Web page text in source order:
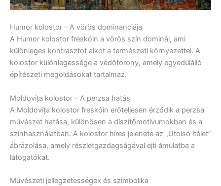
Humor kolostor – A vörös dominanciája
A Humor kolostor freskóin a vörös szín dominál, ami
különleges kontrasztot alkot a természeti környezettel. A
kolostor különlegessége a védőtorony, amely egyedülálló
építészeti megoldásokat tartalmaz.
Moldovița kolostor – A perzsa hatás
A Moldovița kolostor freskóin erőteljesen érződik a perzsa
művészet hatása, különösen a díszítőmotívumokban és a
színhasználatban. A kolostor híres jelenete az „Utolsó ítélet”
ábrázolása, amely részletgazdagságával ejti ámulatba a
látogatókat.
Művészeti jellegzetességek és szimbolika